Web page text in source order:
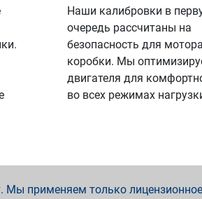
Наши калибровки в
очередь рассчитаны на
безопасность для
коробки. Мы
двигателя для
во всех режимах
применяем только